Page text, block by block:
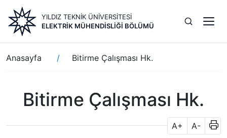
içeriğe
atla
YILDIZ TEKNİK ÜNİVERSİTESİ
ELEKTRIK MÜHENDISLIĞI BÖLÜMÜ
Sayfa
yolu
Anasayfa Bitirme Çalışması Hk.
Bitirme Çalışması Hk.
A+ A-